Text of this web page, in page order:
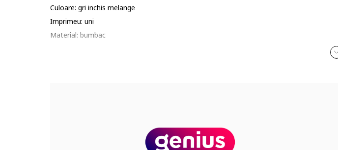
Culoare: gri inchis melange
Imprimeu: uni
Material: bumbac